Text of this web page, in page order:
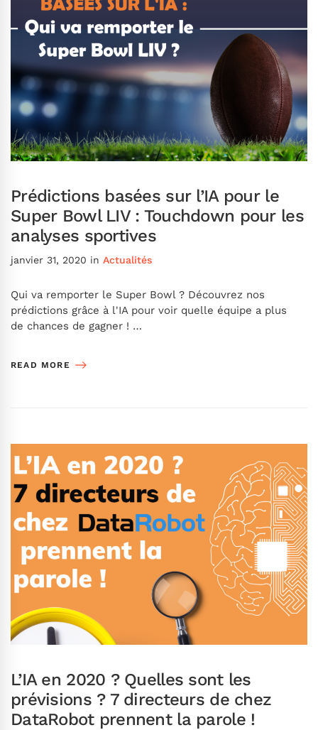
Prédictions basées sur l’IA pour le
Super Bowl LIV : Touchdown pour les
analyses sportives
janvier 31, 2020 in Actualités
Qui va remporter le Super Bowl ? Découvrez nos
prédictions grâce à l'IA pour voir quelle équipe a plus
de chances de gagner ! …
READ MORE
L’IA en 2020 ? Quelles sont les
prévisions ? 7 directeurs de chez
DataRobot prennent la parole !